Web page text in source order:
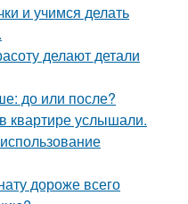
и учимся делать
делают детали
до или после?
квартире услышали.
дороже всего